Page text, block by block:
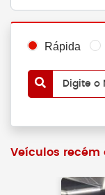
Rápida
Digite o
Veículos recém